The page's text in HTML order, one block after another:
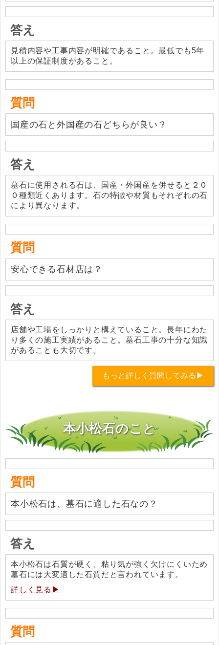
答え
見積内容や工事内容が明確であること。最低でも5年
以上の保証制度があること。
質問
国産の石と外国産の石どちらが良い？
答え
墓石に使用される石は、国産・外国産を併せると２０
０種類近くあります。石の特徴や材質もそれぞれの石
により異なります。
質問
安心できる石材店は？
答え
店舗や工場をしっかりと構えていること。長年にわた
り多くの施工実績があること。墓石工事の十分な知識
があることも大切です。
もっと詳しく質問してみる▶
本小松石のこと
質問
本小松石は、墓石に適した石なの？
答え
本小松石は石質が硬く、粘り気が強く欠けにくいため
墓石には大変適した石質だと言われています。
詳しく見る▶
質問